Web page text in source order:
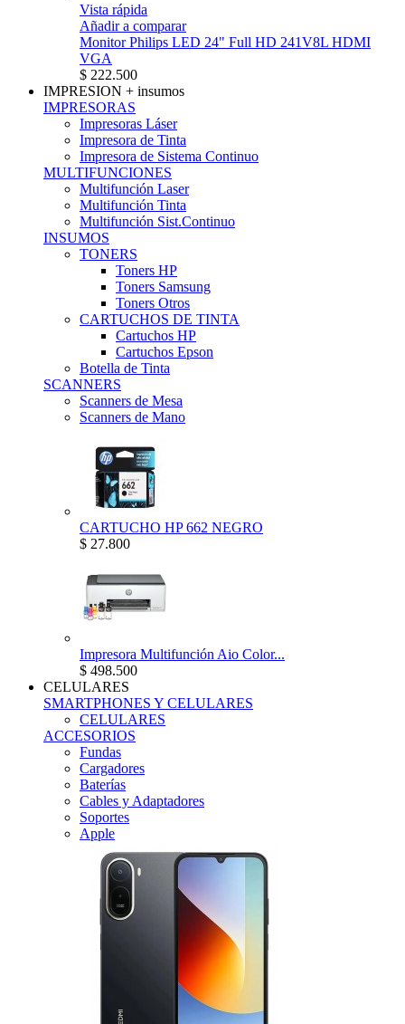
Vista rápida
Añadir a comparar
Monitor Philips LED 24" Full HD 241V8L HDMI
VGA
$ 222.500
IMPRESION + insumos
IMPRESORAS
Impresoras Láser
Impresora de Tinta
Impresora de Sistema Continuo
MULTIFUNCIONES
Multifunción Laser
Multifunción Tinta
Multifunción Sist.Continuo
INSUMOS
TONERS
Toners HP
Toners Samsung
Toners Otros
CARTUCHOS DE TINTA
Cartuchos HP
Cartuchos Epson
Botella de Tinta
SCANNERS
Scanners de Mesa
Scanners de Mano
CARTUCHO HP 662 NEGRO
$ 27.800
Impresora Multifunción Aio Color...
$ 498.500
CELULARES
SMARTPHONES Y CELULARES
CELULARES
ACCESORIOS
Fundas
Cargadores
Baterías
Cables y Adaptadores
Soportes
Apple